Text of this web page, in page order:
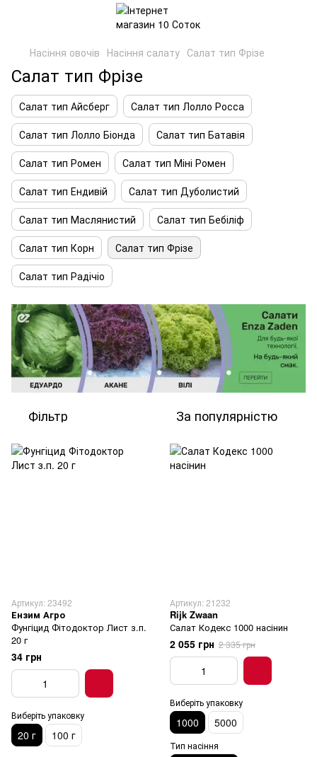
Насіння овочів Насіння салату Салат тип Фрізе
Салат тип Фрізе
Салат тип Айсберг
Салат тип Лолло Росса
Салат тип Лолло Біонда
Салат тип Батавія
Салат тип Ромен
Салат тип Міні Ромен
Салат тип Ендивій
Салат тип Дуболистий
Салат тип Маслянистий
Салат тип Бебіліф
Салат тип Корн
Салат тип Фрізе
Салат тип Радічіо
Фільтр За популярністю
Артикул: 23492
Ензим Агро
Фунгіцид Фітодоктор Лист з.п.
20 г
34 грн
Виберіть упаковку
20 г 100 г
Артикул: 21232
Rijk Zwaan
Салат Кодекс 1000 насінин
2 055 грн 2 335 грн
Виберіть упаковку
1000 5000
Тип насіння